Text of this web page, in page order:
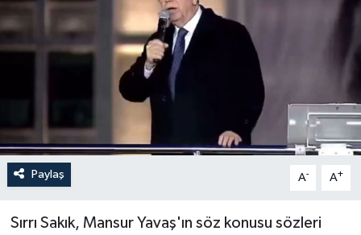
Paylaş A- A+
Sırrı Sakık, Mansur Yavaş'ın söz konusu sözleri
Teknoloji
Yaşam